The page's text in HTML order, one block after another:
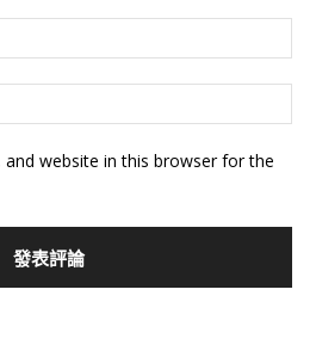
and website in this browser for the